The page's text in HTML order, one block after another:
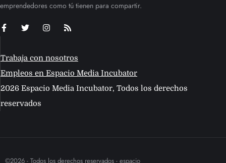
emprendedores como tú tienen para compartir.
Trabaja con nosotros
Empleos en Espacio Media Incubator
2026 Espacio Media Incubator, Todos los derechos
reservados
©2026 - Todos los derechos reservados - espacio